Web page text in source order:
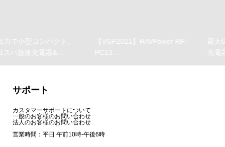
ト。
【VGP2021】RAVPower RP-
PC13…
最大65W 4ポート搭
サポート
カスタマーサポートについて
一般のお客様のお問い合わせ
法人のお客様のお問い合わせ
営業時間：平日 午前10時-午後6時